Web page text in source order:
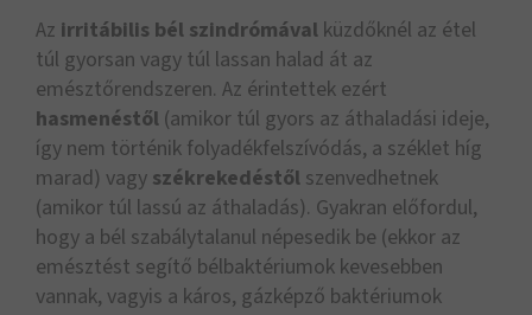
Az irritábilis bél szindrómával küzdőknél az étel
túl gyorsan vagy túl lassan halad át az
emésztőrendszeren. Az érintettek ezért
hasmenéstől (amikor túl gyors az áthaladási ideje,
így nem történik folyadékfelszívódás, a széklet híg
marad) vagy székrekedéstől szenvedhetnek
(amikor túl lassú az áthaladás). Gyakran előfordul,
hogy a bél szabálytalanul népesedik be (ekkor az
emésztést segítő bélbaktériumok kevesebben
vannak, vagyis a káros, gázképző baktériumok